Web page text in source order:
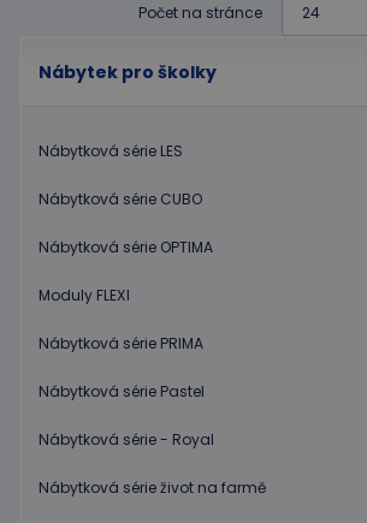
Nábytek pro školky
Nábytková série LES
Nábytková série CUBO
Nábytková série OPTIMA
Moduly FLEXI
Nábytková série PRIMA
Nábytková série Pastel
Nábytková série - Royal
Nábytková série život na farmě
Počet na stránce